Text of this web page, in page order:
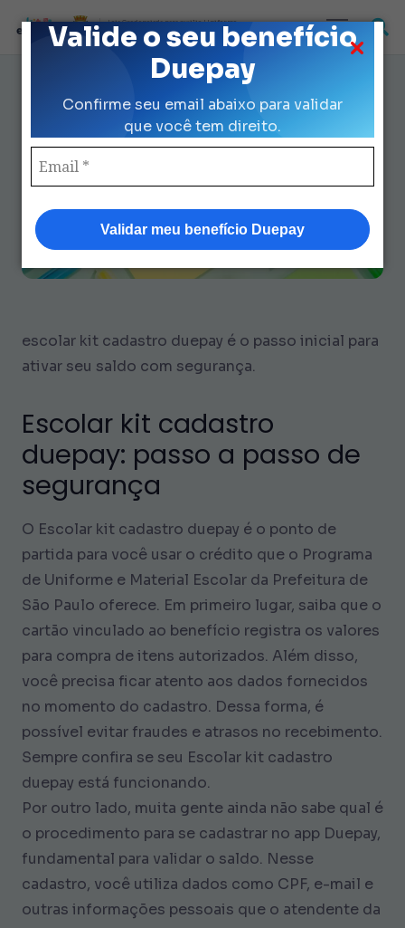
Valide o seu benefício
Duepay
Confirme seu email abaixo para validar
que você tem direito.
Validar meu benefício Duepay
Loja Credenciada para auxilio Uniforme
e Kit Escolar da Prefeitura de São Paulo
Como Liberar o escolar kit
cadastro duepay em 7 Passos
escolar kit cadastro duepay é o passo inicial para
ativar seu saldo com segurança.
Escolar kit cadastro
duepay: passo a passo de
segurança
O Escolar kit cadastro duepay é o ponto de
partida para você usar o crédito que o Programa
de Uniforme e Material Escolar da Prefeitura de
São Paulo oferece. Em primeiro lugar, saiba que o
cartão vinculado ao benefício registra os valores
para compra de itens autorizados. Além disso,
você precisa ficar atento aos dados fornecidos
no momento do cadastro. Dessa forma, é
possível evitar fraudes e atrasos no recebimento.
Sempre confira se seu Escolar kit cadastro
duepay está funcionando.
Por outro lado, muita gente ainda não sabe qual é
o procedimento para se cadastrar no app Duepay,
fundamental para validar o saldo. Nesse
cadastro, você utiliza dados como CPF, e-mail e
outras informações pessoais que o atendente da